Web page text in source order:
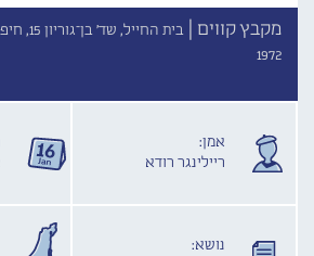
מקבץ קווים | בית החייל, שד' בן־גוריון 15, חיפה //
1972
אמן:
ריילינגר רודא
נושא: